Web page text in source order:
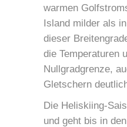
warmen
Island milder als
dieser
die Temperaturen
Nullgradgrenze,
Gletschern
Die Heliskiing-
und geht bis in